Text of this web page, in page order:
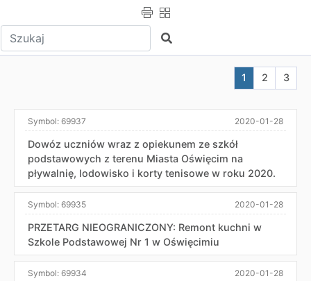
Wpisz tekst do wyszukania Szukaj
Aktualna
1 Przejdź
2 3
Symbol: 69937 2020-01-28
Dowóz uczniów wraz z opiekunem ze szkół
podstawowych z terenu Miasta Oświęcim na
pływalnię, lodowisko i korty tenisowe w roku 2020.
Symbol: 69935 2020-01-28
PRZETARG NIEOGRANICZONY: Remont kuchni w
Szkole Podstawowej Nr 1 w Oświęcimiu
Symbol: 69934 2020-01-28